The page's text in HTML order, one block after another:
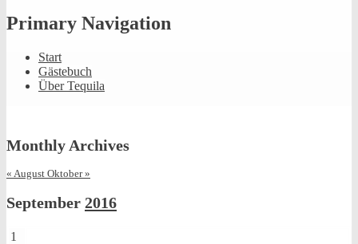
Primary Navigation
Start
Gästebuch
Über Tequila
Monthly Archives
« August Oktober »
September 2016
1